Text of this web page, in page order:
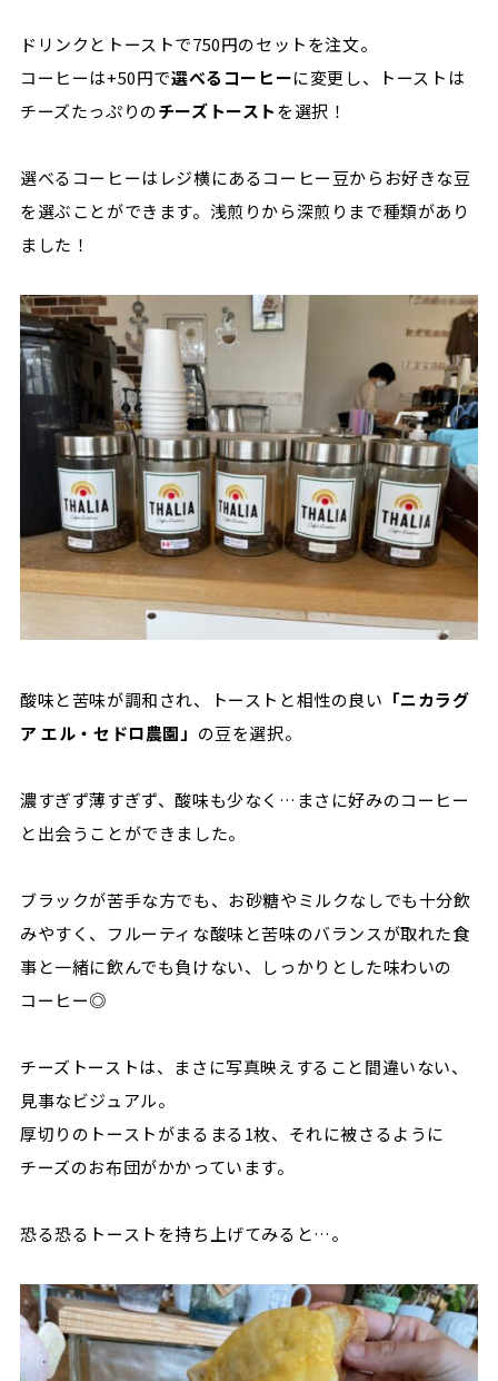
ドリンクとトーストで750円のセットを注文。
コーヒーは+50円で選べるコーヒーに変更し、トーストは
チーズたっぷりのチーズトーストを選択！
選べるコーヒーはレジ横にあるコーヒー豆からお好きな豆
を選ぶことができます。浅煎りから深煎りまで種類があり
ました！
酸味と苦味が調和され、トーストと相性の良い 「ニカラグ
ア エル・セドロ農園」 の豆を選択。
濃すぎず薄すぎず、酸味も少なく … まさに好みのコーヒー
と出会うことができました。
ブラックが苦手な方でも、お砂糖やミルクなしでも十分飲
みやすく、フルーティな酸味と苦味のバランスが取れた食
事と一緒に飲んでも負けない、しっかりとした味わいの
コーヒー◎
チーズトーストは、まさに写真映えすること間違いない、
見事なビジュアル。
厚切りのトーストがまるまる1枚、それに被さるように
チーズのお布団がかかっています。
恐る恐るトーストを持ち上げてみると…。